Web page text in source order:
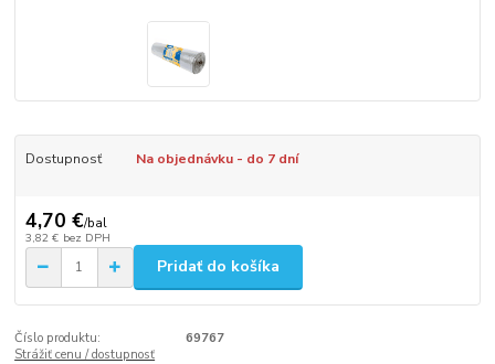
Dostupnosť Na objednávku - do 7 dní
4,70 €/bal
3,82 € bez DPH
Pridať do košíka
Číslo produktu:
69767
Strážiť cenu / dostupnosť